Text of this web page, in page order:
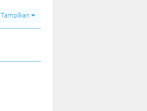
Tampilkan